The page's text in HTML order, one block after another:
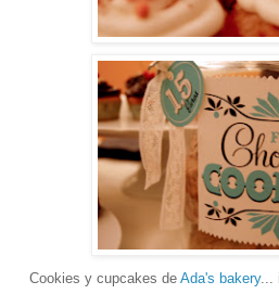
Cookies y cupcakes de Ada's bakery...